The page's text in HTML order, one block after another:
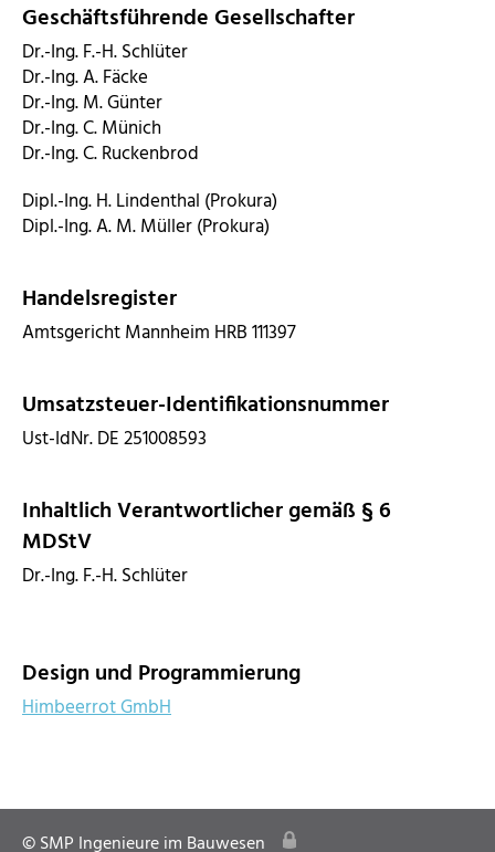
Geschäftsführende Gesellschafter
Dr.-Ing. F.-H. Schlüter
Dr.-Ing. A. Fäcke
Dr.-Ing. M. Günter
Dr.-Ing. C. Münich
Dr.-Ing. C. Ruckenbrod
Dipl.-Ing. H. Lindenthal (Prokura)
Dipl.-Ing. A. M. Müller (Prokura)
Handelsregister
Amtsgericht Mannheim HRB 111397
Umsatzsteuer-Identifikationsnummer
Ust-IdNr. DE 251008593
Inhaltlich Verantwortlicher gemäß § 6
MDStV
Dr.-Ing. F.-H. Schlüter
Design und Programmierung
Himbeerrot GmbH
© SMP Ingenieure im Bauwesen